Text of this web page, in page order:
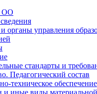
ОО
органы управления
стандарты и
Педагогический состав
техническое обеспечение
и иные виды